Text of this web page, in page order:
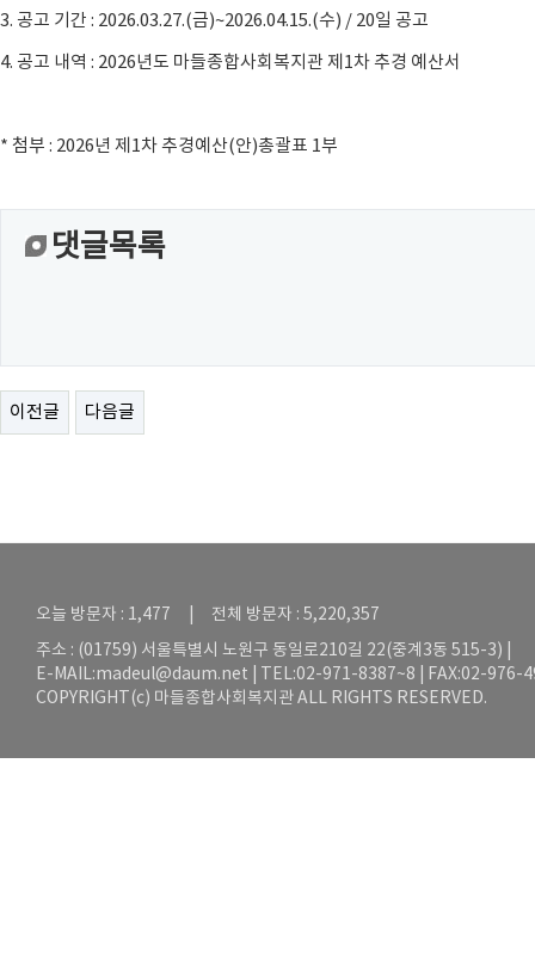
3. 공고 기간 : 2026.03.27.(금)~2026.04.15.(수) / 20일 공고
4. 공고 내역 : 2026년도 마들종합사회복지관 제1차 추경 예산서
* 첨부 : 2026년 제1차 추경예산(안)총괄표 1부
댓글목록
이전글 다음글
오늘 방문자 : 1,477 | 전체 방문자 : 5,220,357
주소 : (01759) 서울특별시 노원구 동일로210길 22(중계3동 515-3) |
E-MAIL:madeul@daum.net | TEL:02-971-8387~8 | FAX:02-976-
COPYRIGHT(c) 마들종합사회복지관 ALL RIGHTS RESERVED.